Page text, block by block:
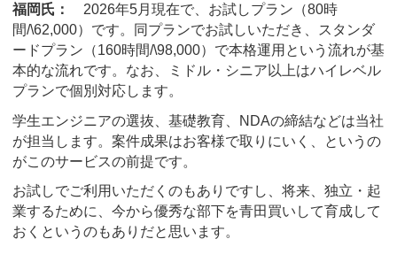
福岡氏：
2026年5月現在で、お試しプラン（80時
間/\62,000）です。同プランでお試しいただき、スタンダ
ードプラン（160時間/\98,000）で本格運用という流れが基
本的な流れです。なお、ミドル・シニア以上はハイレベル
プランで個別対応します。
学生エンジニアの選抜、基礎教育、NDAの締結などは当社
が担当します。案件成果はお客様で取りにいく、というの
がこのサービスの前提です。
お試しでご利用いただくのもありですし、将来、独立・起
業するために、今から優秀な部下を青田買いして育成して
おくというのもありだと思います。